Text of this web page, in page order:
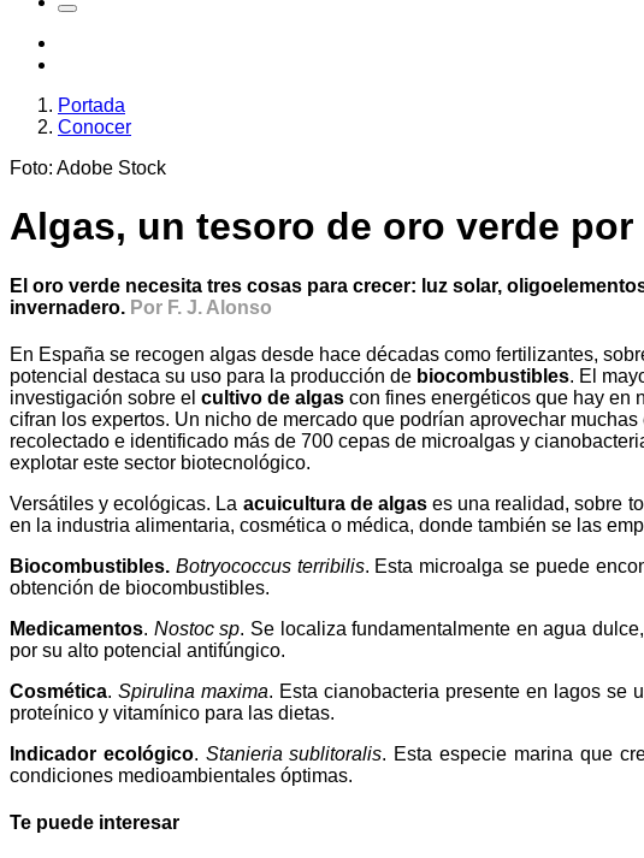
Portada
Conocer
Foto: Adobe Stock
Algas, un tesoro de oro verde
El oro verde necesita tres cosas para crecer: luz solar,
invernadero. Por F. J. Alonso
En España se recogen algas desde hace décadas como fertilizantes,
potencial destaca su uso para la producción de biocombustibles. El
investigación sobre el cultivo de algas con fines energéticos que hay en
cifran los expertos. Un nicho de mercado que podrían aprovechar
recolectado e identificado más de 700 cepas de microalgas y
explotar este sector biotecnológico.
Versátiles y ecológicas. La acuicultura de algases una realidad, sobre
en la industria alimentaria, cosmética o médica, donde también se las
Biocombustibles. Botryococcus terribilis. Esta microalga se puede
obtención de biocombustibles.
Medicamentos. Nostoc sp. Se localiza fundamentalmente en agua
por su alto potencial antifúngico.
Cosmética. Spirulina maxima. Esta cianobacteria presente en lagos se
proteínico y vitamínico para las dietas.
Indicador ecológico. Stanieria sublitoralis. Esta especie marina que
condiciones medioambientales óptimas.
Te puede interesar